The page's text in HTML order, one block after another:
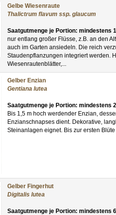
Gelbe Wiesenraute
Thalictrum flavum ssp. glaucum
Saatgutmenge je Portion: mindestens
nur entlang großer Flüsse, z.B. an den
auch im Garten ansiedeln. Die reich
Staudenpflanzungen integriert werden.
Wiesenrautenblätter,...
Gelber Enzian
Gentiana lutea
Saatgutmenge je Portion: mindestens
Bis 1,5 m hoch werdender Enzian,
Enzianschnapses dient. Dekorative,
Steinanlagen eignet. Bis zur ersten
Gelber Fingerhut
Digitalis lutea
Saatgutmenge je Portion: mindestens